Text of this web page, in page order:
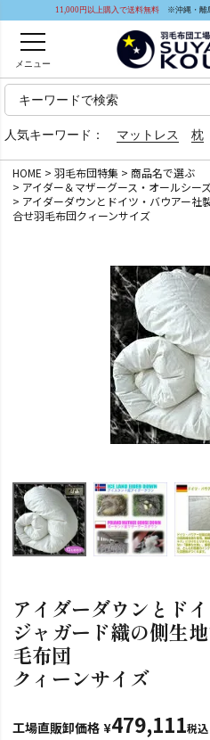
11,000円以上購入で送料無料 ※沖縄・離
メニュー
人気キーワード： マットレス 枕
HOME 羽毛布団特集
商品名で選ぶ
アイダー＆マザーグース・オールシー
アイダーダウンとドイツ・バウアー社
合せ羽毛布団クィーンサイズ
アイダーダウンとド
ジャガード織の側生
毛布団
クィーンサイズ
工場直販卸価格 ¥479,111税込